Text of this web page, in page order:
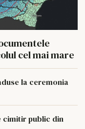
cel mai mare
la ceremonia
cimitir public din